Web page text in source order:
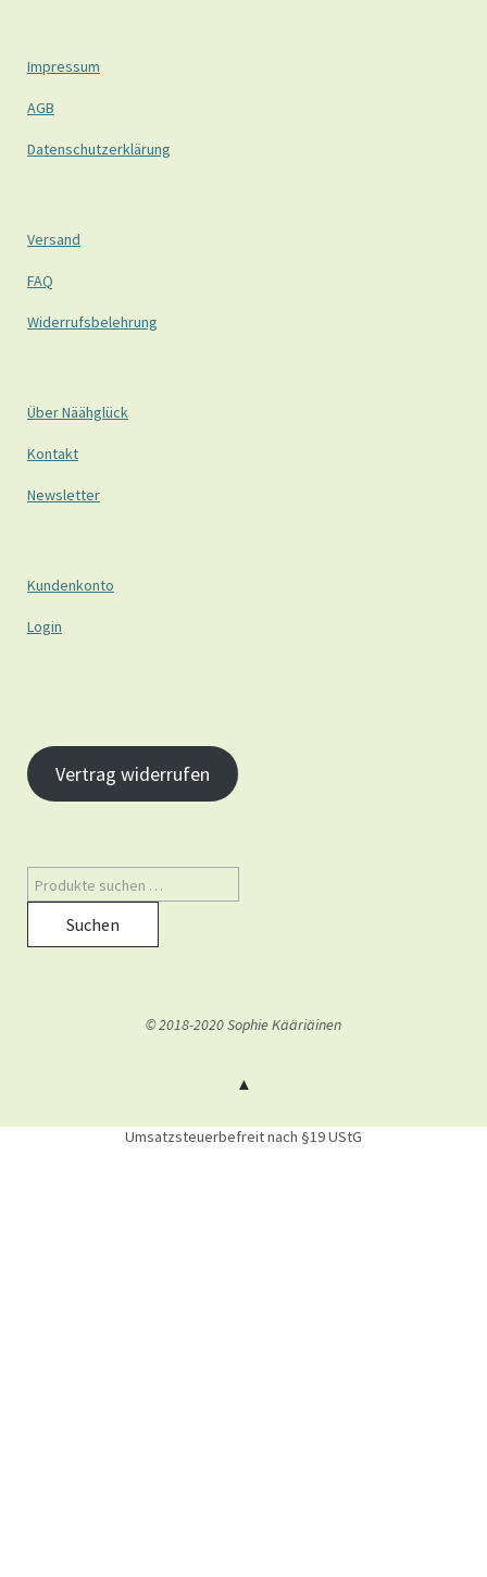
Impressum
AGB
Datenschutzerklärung
Versand
FAQ
Widerrufsbelehrung
Über Näähglück
Kontakt
Newsletter
Kundenkonto
Login
Vertrag widerrufen
Suchen
© 2018-2020 Sophie Kääriäinen
Umsatzsteuerbefreit nach §19 UStG